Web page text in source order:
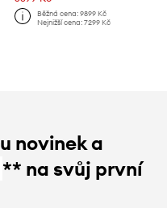
Běžná cena: 9899 Kč
Nejnižší cena: 7299 Kč
novinek a
** na svůj první